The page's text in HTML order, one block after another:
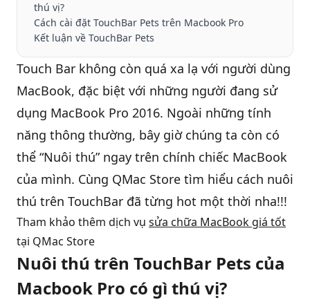
Phụ Kiện
Thu Mua
Sửa Chữa
Thay Linh Kiện
QBlog
thú vị?
Cách cài đặt TouchBar Pets trên Macbook Pro
Kết luận về TouchBar Pets
Touch Bar không còn quá xa lạ với người dùng
MacBook, đặc biệt với những người đang sử
dụng MacBook Pro 2016. Ngoài những tính
năng thông thường, bây giờ chúng ta còn có
thể “Nuôi thú” ngay trên chính chiếc MacBook
của mình. Cùng QMac Store tìm hiểu cách nuôi
thú trên TouchBar đã từng hot một thời nha!!!
Tham khảo thêm dịch vụ sửa chữa MacBook giá tốt
tại QMac Store
Nuôi thú trên TouchBar Pets của
Macbook Pro có gì thú vị?